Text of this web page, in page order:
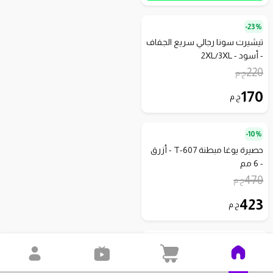
23%-
تيشيرت سونا رجالي سريع الجفاف
- أسود - 2XL/3XL
220ج.م
170ج.م
10%-
حصيرة يوغا مبطنة T-607 - أزرق
- 6 مم
470ج.م
423ج.م
عبوات - شفاف